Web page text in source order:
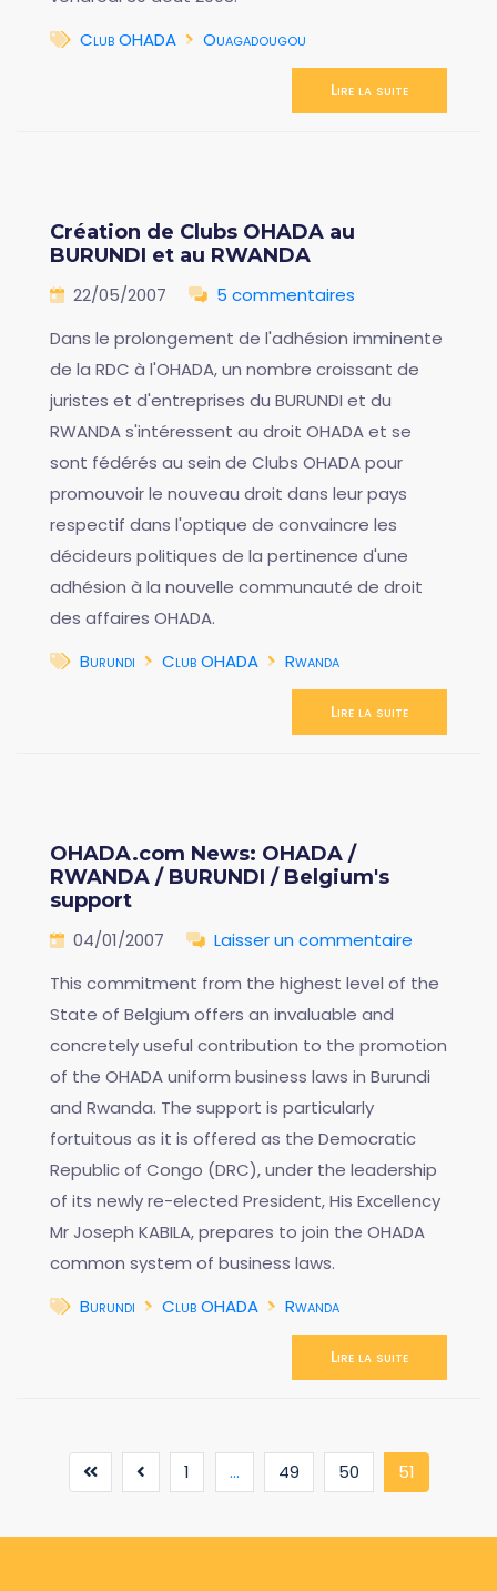
Club OHADA
Ouagadougou
Lire la suite
Création de Clubs OHADA au
BURUNDI et au RWANDA
22/05/2007
5 commentaires
Dans le prolongement de l'adhésion imminente
de la RDC à l'OHADA, un nombre croissant de
juristes et d'entreprises du BURUNDI et du
RWANDA s'intéressent au droit OHADA et se
sont fédérés au sein de Clubs OHADA pour
promouvoir le nouveau droit dans leur pays
respectif dans l'optique de convaincre les
décideurs politiques de la pertinence d'une
adhésion à la nouvelle communauté de droit
des affaires OHADA.
Burundi
Club OHADA Rwanda
Lire la suite
OHADA.com News: OHADA /
RWANDA / BURUNDI / Belgium's
support
04/01/2007
Laisser un commentaire
This commitment from the highest level of the
State of Belgium offers an invaluable and
concretely useful contribution to the promotion
of the OHADA uniform business laws in Burundi
and Rwanda. The support is particularly
fortuitous as it is offered as the Democratic
Republic of Congo (DRC), under the leadership
of its newly re-elected President, His Excellency
Mr Joseph KABILA, prepares to join the OHADA
common system of business laws.
Burundi
Club OHADA Rwanda
Lire la suite
1 ... 49 50 51